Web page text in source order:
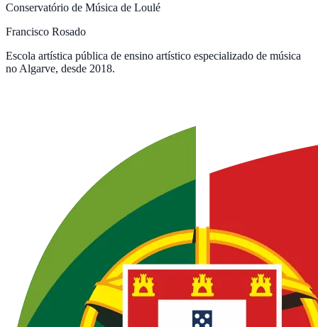
Conservatório de Música de Loulé
Francisco Rosado
Escola artística pública de ensino artístico especializado de música
no Algarve, desde 2018.